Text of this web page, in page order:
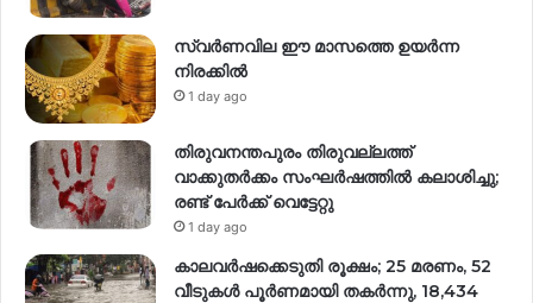
സ്വര്‍ണവില ഈ മാസത്തെ ഉയര്‍ന്ന
നിരക്കില്‍
1 day ago
തിരുവനന്തപുരം തിരുവല്ലത്ത്
വാക്കുതർക്കം സംഘർഷത്തിൽ കലാശിച്ചു;
രണ്ട് പേർക്ക് വെട്ടേറ്റു
1 day ago
കാലവർഷക്കെടുതി രൂക്ഷം; 25 മരണം, 52
വീ‌ടുകൾ പൂർണമായി തകർന്നു, 18,434